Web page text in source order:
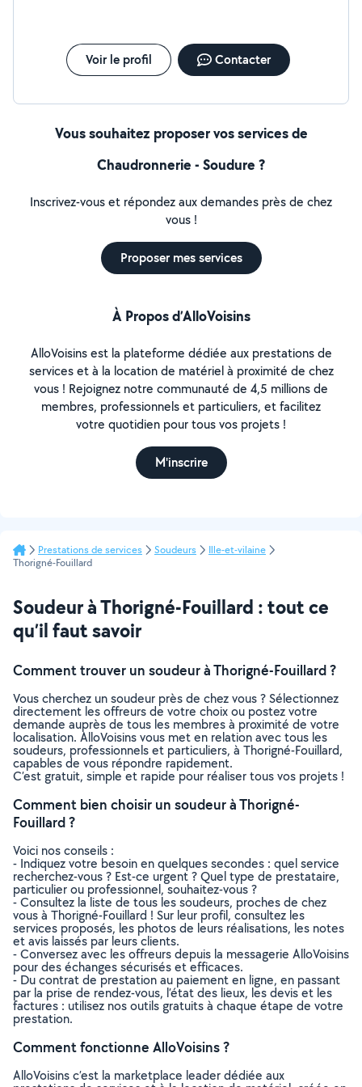
Voir le profil Contacter
Vous souhaitez proposer vos services de
Chaudronnerie - Soudure ?
Inscrivez-vous et répondez aux demandes près de chez
vous !
Proposer mes services
À Propos d’AlloVoisins
AlloVoisins est la plateforme dédiée aux prestations de
services et à la location de matériel à proximité de chez
vous ! Rejoignez notre communauté de 4,5 millions de
membres, professionnels et particuliers, et facilitez
votre quotidien pour tous vos projets !
M'inscrire
Prestations de services Soudeurs
Ille-et-vilaine
Thorigné-Fouillard
Soudeur à Thorigné-Fouillard : tout ce
qu’il faut savoir
Comment trouver un soudeur à Thorigné-Fouillard ?
Vous cherchez un soudeur près de chez vous ? Sélectionnez
directement les offreurs de votre choix ou postez votre
demande auprès de tous les membres à proximité de votre
localisation. AlloVoisins vous met en relation avec tous les
soudeurs, professionnels et particuliers, à Thorigné-Fouillard,
capables de vous répondre rapidement.
C’est gratuit, simple et rapide pour réaliser tous vos projets !
Comment bien choisir un soudeur à Thorigné-
Fouillard ?
Voici nos conseils :
- Indiquez votre besoin en quelques secondes : quel service
recherchez-vous ? Est-ce urgent ? Quel type de prestataire,
particulier ou professionnel, souhaitez-vous ?
- Consultez la liste de tous les soudeurs, proches de chez
vous à Thorigné-Fouillard ! Sur leur profil, consultez les
services proposés, les photos de leurs réalisations, les notes
et avis laissés par leurs clients.
- Conversez avec les offreurs depuis la messagerie AlloVoisins
pour des échanges sécurisés et efficaces.
- Du contrat de prestation au paiement en ligne, en passant
par la prise de rendez-vous, l’état des lieux, les devis et les
factures : utilisez nos outils gratuits à chaque étape de votre
prestation.
Comment fonctionne AlloVoisins ?
AlloVoisins c’est la marketplace leader dédiée aux